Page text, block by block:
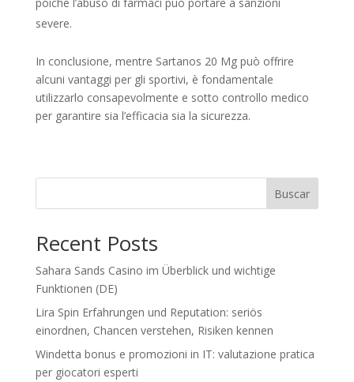
severe.
In conclusione, mentre Sartanos 20 Mg può offrire
alcuni vantaggi per gli sportivi, è fondamentale
utilizzarlo consapevolmente e sotto controllo medico
per garantire sia l’efficacia sia la sicurezza.
Buscar
Recent Posts
Sahara Sands Casino im Überblick und wichtige
Funktionen (DE)
Lira Spin Erfahrungen und Reputation: seriös
einordnen, Chancen verstehen, Risiken kennen
Windetta bonus e promozioni in IT: valutazione pratica
per giocatori esperti